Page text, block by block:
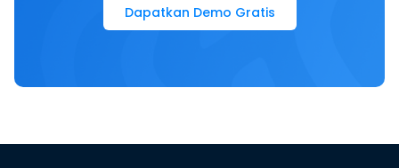
Dapatkan Demo Gratis